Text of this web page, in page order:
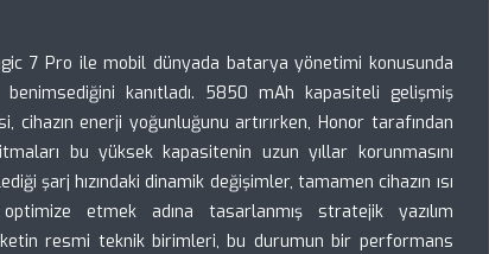
7 Pro ile mobil dünyada batarya yönetimi konusunda
kanıtladı. 5850 mAh kapasiteli gelişmiş
cihazın enerji yoğunluğunu artırırken, Honor tarafından
bu yüksek kapasitenin uzun yıllar korunmasını
şarj hızındaki dinamik değişimler, tamamen cihazın ısı
etmek adına tasarlanmış stratejik yazılım
resmi teknik birimleri, bu durumun bir performans